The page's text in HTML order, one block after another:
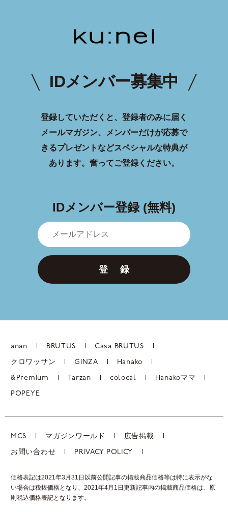
IDメンバー募集中
登録していただくと、登録者のみに届く
メールマガジン、メンバーだけが応募で
きるプレゼントなどスペシャルな特典が
あります。 奮ってご登録ください。
IDメンバー登録 (無料)
登 録
anan BRUTUS Casa BRUTUS
クロワッサン GINZA Hanako
&Premium Tarzan colocal Hanakoママ
POPEYE
MCS マガジンワールド 広告掲載
お問い合わせ PRIVACY POLICY
価格表記は2021年3月31日以前公開記事の掲載商品価格等は特に表示がな
い場合は税抜価格となり、2021年4月1日更新記事内の掲載商品価格は、 原
則税込価格表記となります。